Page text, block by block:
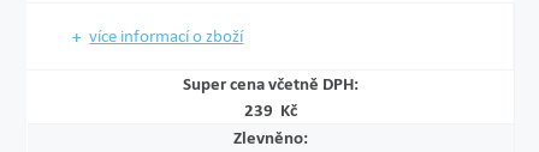
více informací o zboží
Super cena včetně DPH:
239 Kč
Zlevněno: